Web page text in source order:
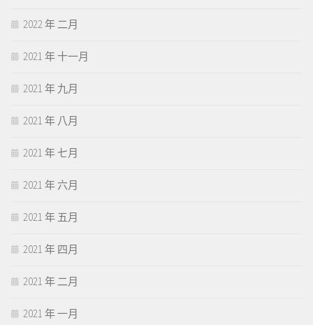
2022 年 二月
2021 年 十一月
2021 年 九月
2021 年 八月
2021 年 七月
2021 年 六月
2021 年 五月
2021 年 四月
2021 年 二月
2021 年 一月